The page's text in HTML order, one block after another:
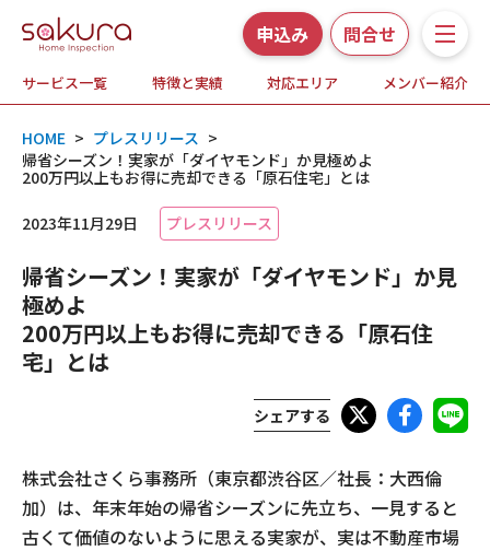
申込み 問合せ
サービス一覧 特徴と実績 対応エリア メンバー紹介
サービス一覧
さくら事務所の特徴と実績
ホームインスペクションとは
対応エリア
メンバー紹介
現場事例・お役立ちコラム
HOME > プレスリリース >
帰省シーズン！実家が「ダイヤモンド」か見極めよ
200万円以上もお得に売却できる「原石住宅」とは
2023年11月29日 プレスリリース
帰省シーズン！実家が「ダイヤモンド」か見
極めよ
200万円以上もお得に売却できる「原石住
宅」とは
シェアする
株式会社さくら事務所（東京都渋谷区／社長：大西倫
加）は、年末年始の帰省シーズンに先立ち、一見すると
古くて価値のないように思える実家が、実は不動産市場